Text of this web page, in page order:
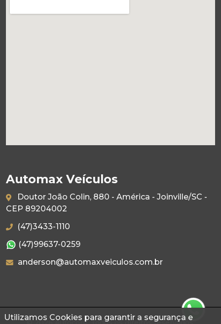
Utilizamos Cookies para garantir a segurança e
Automax Veículos
Doutor João Colin, 880 - América - Joinville/SC -
CEP 89204002
(47)3433-1110
(47)99637-0259
anderson@automaxveiculos.com.br